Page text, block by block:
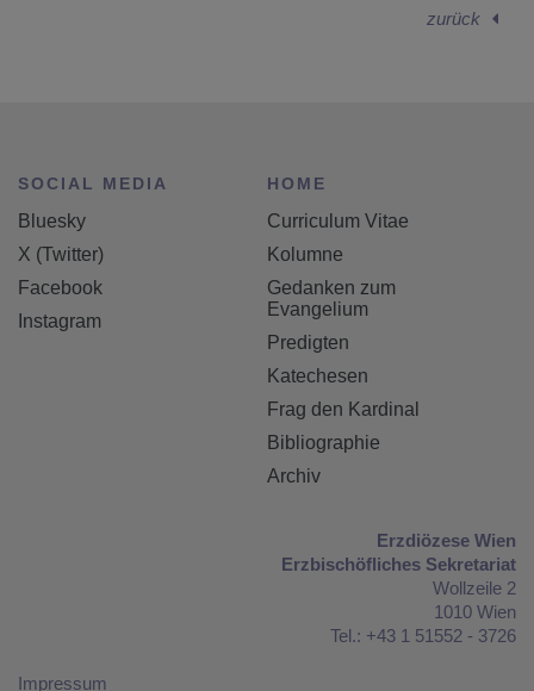
zurück
SOCIAL MEDIA
Bluesky
X (Twitter)
Facebook
Instagram
HOME
Curriculum Vitae
Kolumne
Gedanken zum
Evangelium
Predigten
Katechesen
Frag den Kardinal
Bibliographie
Archiv
Erzdiözese Wien
Erzbischöfliches Sekretariat
Wollzeile 2
1010 Wien
Tel.: +43 1 51552 - 3726
Impressum